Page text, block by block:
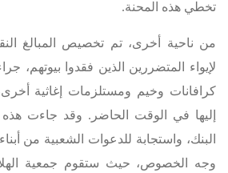
تخطي هذه المحنة.
من ناحية أخرى، تم تخصيص المبالغ
لإيواء المتضررين الذين فقدوا بيوتهم،
كرافانات وخيم ومستلزمات إغاثية
إليها في الوقت الحاضر. وقد جاءت هذه
البنك، واستجابة للدعوات الشعبية من
وجه الخصوص، حيث ستقوم جمعية